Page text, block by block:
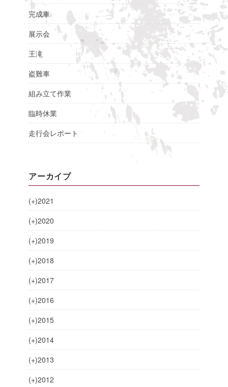
完成車
展示会
王滝
盗難車
組み立て作業
臨時休業
走行会レポート
アーカイブ
(+)2021
(+)2020
(+)2019
(+)2018
(+)2017
(+)2016
(+)2015
(+)2014
(+)2013
(+)2012